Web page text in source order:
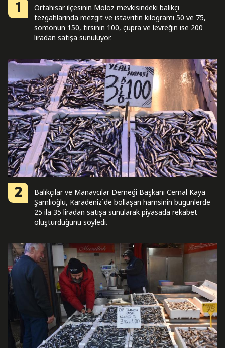
1
Ortahisar ilçesinin Moloz mevkisindeki balıkçı
tezgahlarında mezgit ve istavritin kilogramı 50 ve 75,
somonun 150, tirsinin 100, çupra ve levreğin ise 200
liradan satışa sunuluyor.
2
Balıkçılar ve Manavcılar Derneği Başkanı Cemal Kaya
Şamlıoğlu, Karadeniz`de bollaşan hamsinin bugünlerde
25 ila 35 liradan satışa sunularak piyasada rekabet
oluşturduğunu söyledi.